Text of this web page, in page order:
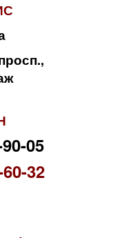
05
32